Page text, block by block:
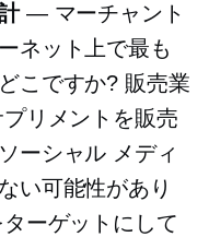
— マーチャント
ネット上で最も
こですか? 販売業
リメントを販売
ーシャル メディ
い可能性があり
ーゲットにして